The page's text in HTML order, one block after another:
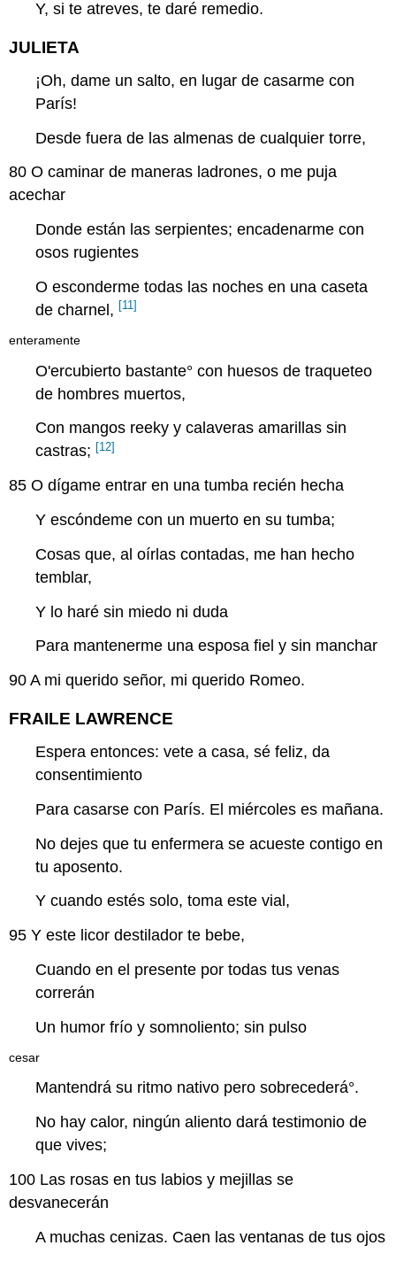
Y, si te atreves, te daré remedio.
JULIETA
¡Oh, dame un salto, en lugar de casarme con
París!
Desde fuera de las almenas de cualquier torre,
80 O caminar de maneras ladrones, o me puja
acechar
Donde están las serpientes; encadenarme con
osos rugientes
O esconderme todas las noches en una caseta
de charnel, [11]
enteramente
O'ercubierto bastante° con huesos de traqueteo
de hombres muertos,
Con mangos reeky y calaveras amarillas sin
castras; [12]
85 O dígame entrar en una tumba recién hecha
Y escóndeme con un muerto en su tumba;
Cosas que, al oírlas contadas, me han hecho
temblar,
Y lo haré sin miedo ni duda
Para mantenerme una esposa fiel y sin manchar
90 A mi querido señor, mi querido Romeo.
FRAILE LAWRENCE
Espera entonces: vete a casa, sé feliz, da
consentimiento
Para casarse con París. El miércoles es mañana.
No dejes que tu enfermera se acueste contigo en
tu aposento.
Y cuando estés solo, toma este vial,
95 Y este licor destilador te bebe,
Cuando en el presente por todas tus venas
correrán
Un humor frío y somnoliento; sin pulso
cesar
Mantendrá su ritmo nativo perosobrecederá°.
No hay calor, ningún aliento dará testimonio de
que vives;
100 Las rosas en tus labios y mejillas se
desvanecerán
A muchas cenizas. Caen las ventanas de tus ojos